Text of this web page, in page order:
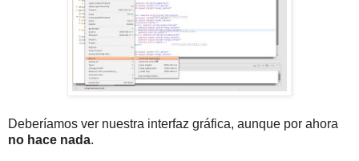
Deberíamos ver nuestra interfaz gráfica, aunque por ahora
no hace nada.